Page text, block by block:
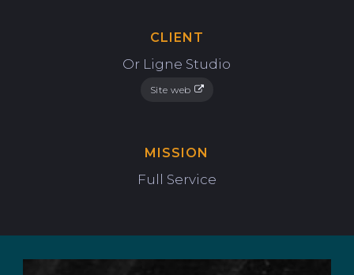
CLIENT
Or Ligne Studio
Site web
MISSION
Full Service